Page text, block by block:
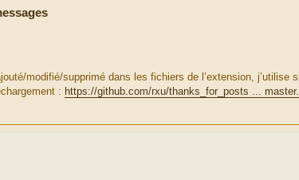
modifié/supprimé dans les fichiers de l’extension, j’utilise
: https://github.com/rxu/thanks_for_posts ...